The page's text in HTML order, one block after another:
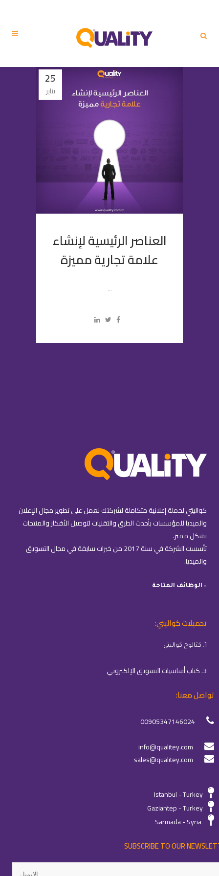
25
يناير
العناصر الرئيسية لإنشاء
علامة تجارية مميزة
...
كواليتي لحملة إعلانية متكاملة لشركتك نعمل على تطوير مجال الإعلان
والميديا للمؤسسات بأحدث الطرق والتقنيات لتوصيل الأفكار والمنتجات
بشكل مميز.
تأسست الشركة في سنة 2017 من خبرات سابقة في مجال التسويق
والميديا.
– الوظائف المتاحة
تحميلات كواليتي:
1. كتالوج كواليتي
3. كتاب أساسيات التسويق الإلكتروني
تواصل معنا:
00905347146024
info@qualitey.com
sales@qualitey.com
Istanbul - Turkey
Gaziantep - Turkey
Sarmada - Syria
SUBSCRIBE TO OUR